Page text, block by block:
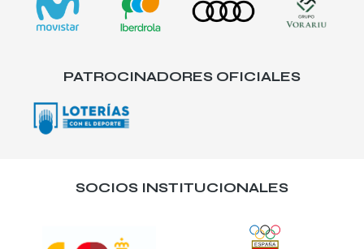
PATROCINADORES OFICIALES
SOCIOS INSTITUCIONALES